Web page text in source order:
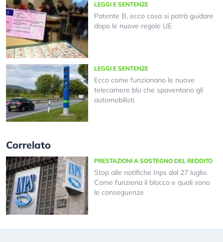
LEGGI E SENTENZE
Patente B, ecco cosa si potrà guidare
dopo le nuove regole UE
LEGGI E SENTENZE
Ecco come funzionano le nuove
telecamere blu che spaventano gli
automobilisti
Correlato
PRESTAZIONI A SOSTEGNO DEL REDDITO
Stop alle notifiche Inps dal 27 luglio.
Come funziona il blocco e quali sono
le conseguenze